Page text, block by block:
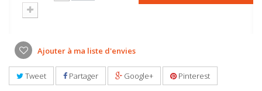
Ajouter à ma liste d'envies
Tweet Partager Google+ Pinterest